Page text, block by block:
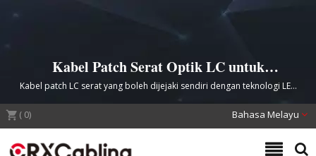
Kabel Patch Serat Optik LC untuk
Mengesan Wayar dengan Mudah
Kabel patch LC serat yang boleh dijejaki sendiri dengan teknologi LED
untuk lokasi kabel yang cepat dalam persekitaran rangkaian
( 0) Bahasa Melayu